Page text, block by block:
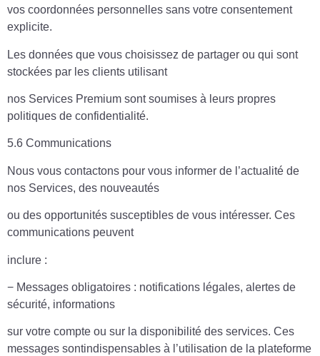
vos coordonnées personnelles sans votre consentement
explicite.
Les données que vous choisissez de partager ou qui sont
stockées par les clients utilisant
nos Services Premium sont soumises à leurs propres
politiques de confidentialité.
5.6 Communications
Nous vous contactons pour vous informer de l’actualité de
nos Services, des nouveautés
ou des opportunités susceptibles de vous intéresser. Ces
communications peuvent
inclure :
− Messages obligatoires : notifications légales, alertes de
sécurité, informations
sur votre compte ou sur la disponibilité des services. Ces
messages sontindispensables à l’utilisation de la plateforme